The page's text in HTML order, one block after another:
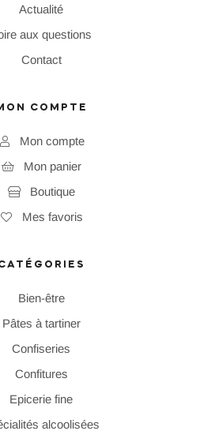
Actualité
aux questions
Contact
COMPTE
Mon compte
Mon panier
Boutique
Mes favoris
Bien-être
Pâtes à tartiner
Confiseries
Confitures
Epicerie fine
alcoolisées